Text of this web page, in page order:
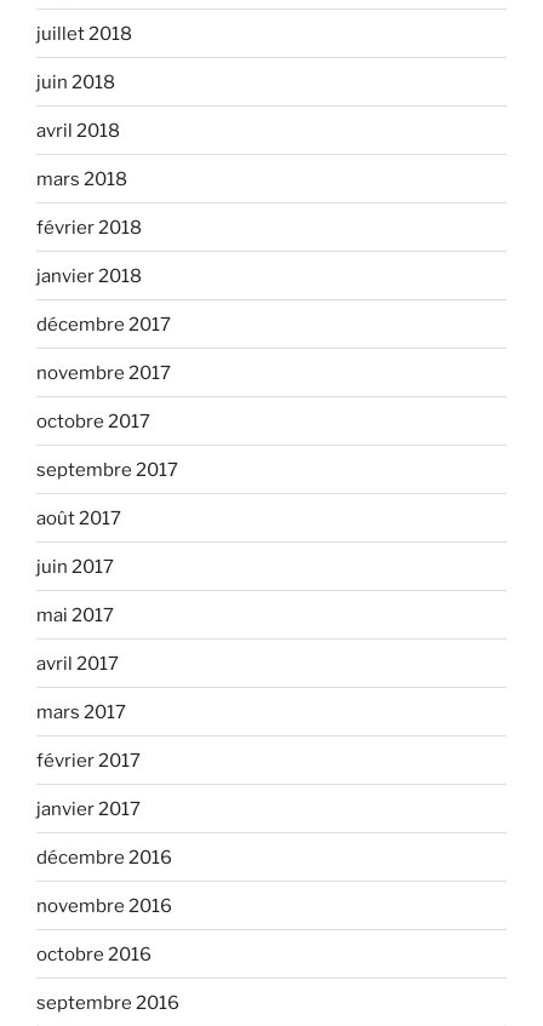
juillet 2018
juin 2018
avril 2018
mars 2018
février 2018
janvier 2018
décembre 2017
novembre 2017
octobre 2017
septembre 2017
août 2017
juin 2017
mai 2017
avril 2017
mars 2017
février 2017
janvier 2017
décembre 2016
novembre 2016
octobre 2016
septembre 2016